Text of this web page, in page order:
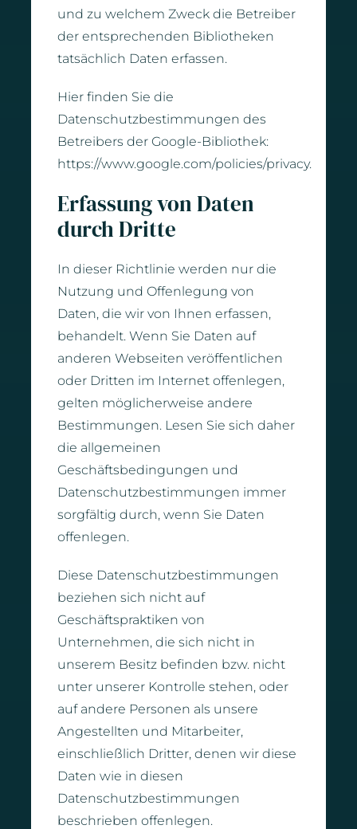
und zu welchem Zweck die Betreiber
der entsprechenden Bibliotheken
tatsächlich Daten erfassen.
Hier finden Sie die
Datenschutzbestimmungen des
Betreibers der Google-Bibliothek:
https://www.google.com/policies/privacy.
Erfassung von Daten
durch Dritte
In dieser Richtlinie werden nur die
Nutzung und Offenlegung von
Daten, die wir von Ihnen erfassen,
behandelt. Wenn Sie Daten auf
anderen Webseiten veröffentlichen
oder Dritten im Internet offenlegen,
gelten möglicherweise andere
Bestimmungen. Lesen Sie sich daher
die allgemeinen
Geschäftsbedingungen und
Datenschutzbestimmungen immer
sorgfältig durch, wenn Sie Daten
offenlegen.
Diese Datenschutzbestimmungen
beziehen sich nicht auf
Geschäftspraktiken von
Unternehmen, die sich nicht in
unserem Besitz befinden bzw. nicht
unter unserer Kontrolle stehen, oder
auf andere Personen als unsere
Angestellten und Mitarbeiter,
einschließlich Dritter, denen wir diese
Daten wie in diesen
Datenschutzbestimmungen
beschrieben offenlegen.